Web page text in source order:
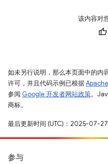
该内容对
如未另行说明，那么本页面中的内
许可，并且代码示例已根据
参阅 Google 开发者网站政策。
商标。
最后更新时间 (UTC)：2025-07-27
参与